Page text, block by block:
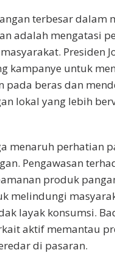
terbesar dalam
adalah mengatasi
Presiden
kampanye untuk
pada beras dan
lokal yang lebih
menaruh perhatian
Pengawasan
produk
melindungi
layak konsumsi.
aktif memantau
di pasaran.